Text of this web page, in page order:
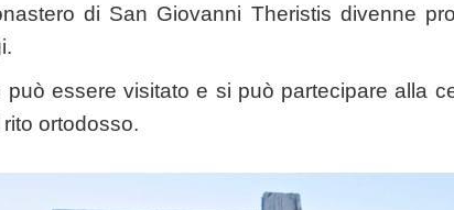
di San Giovanni Theristis divenne
può essere visitato e si può partecipare alla
ortodosso.